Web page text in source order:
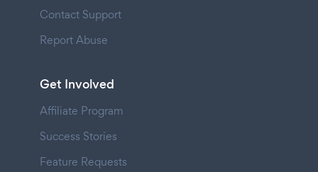
Contact Support
Report Abuse
Get Involved
Affiliate Program
Success Stories
Feature Requests